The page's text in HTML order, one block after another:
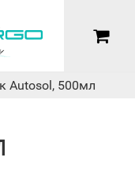
Autosol, 500мл